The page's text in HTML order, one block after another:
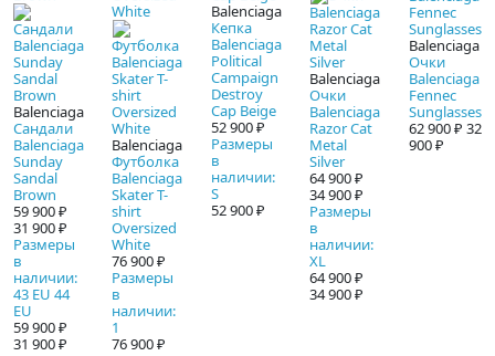
Balenciaga
Сандали
Balenciaga
Sunday
Sandal
Brown
59 900 ₽
31 900 ₽
Размеры
в
наличии:
43 EU 44
EU
59 900 ₽
31 900 ₽
Balenciaga
Футболка
Balenciaga
Skater T-
shirt
Oversized
White
76 900 ₽
Размеры
в
наличии:
1
76 900 ₽
Balenciaga
Кепка
Balenciaga
Political
Campaign
Destroy
Cap Beige
52 900 ₽
Размеры
в
наличии:
S
52 900 ₽
Balenciaga
Очки
Balenciaga
Razor Cat
Metal
Silver
64 900 ₽
34 900 ₽
Размеры
в
наличии:
XL
64 900 ₽
34 900 ₽
Balenciaga
Очки
Balenciaga
Fennec
Sunglasses
62 900 ₽ 32
900 ₽